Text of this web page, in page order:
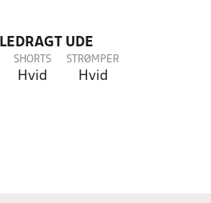
UDE
SHORTS
Hvid
STRØMPER
Hvid